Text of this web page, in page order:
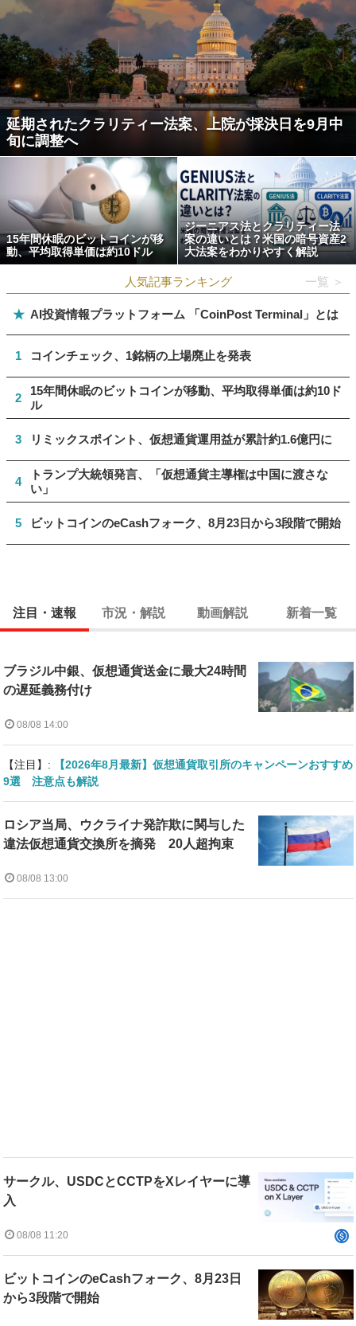
延期されたクラリティー法案、上院が採決日を9月中
旬に調整へ
15年間休眠のビットコインが移
動、平均取得単価は約10ドル
ジーニアス法とクラリティー法
案の違いとは？米国の暗号資産2
大法案をわかりやすく解説
人気記事ランキング 一覧 ＞
★ AI投資情報プラットフォーム 「CoinPost Terminal」とは
1 コインチェック、1銘柄の上場廃止を発表
2
15年間休眠のビットコインが移動、平均取得単価は約10ド
ル
3 リミックスポイント、仮想通貨運用益が累計約1.6億円に
4
トランプ大統領発言、「仮想通貨主導権は中国に渡さな
い」
5 ビットコインのeCashフォーク、8月23日から3段階で開始
注目・速報 市況・解説 動画解説 新着一覧
ブラジル中銀、仮想通貨送金に最大24時間
の遅延義務付け
08/08 14:00
【注目】:
【2026年8月最新】仮想通貨取引所のキャンペーンおすすめ
9選 注意点も解説
ロシア当局、ウクライナ発詐欺に関与した
違法仮想通貨交換所を摘発 20人超拘束
08/08 13:00
サークル、USDCとCCTPをXレイヤーに導
入
08/08 11:20
ビットコインのeCashフォーク、8月23日
から3段階で開始